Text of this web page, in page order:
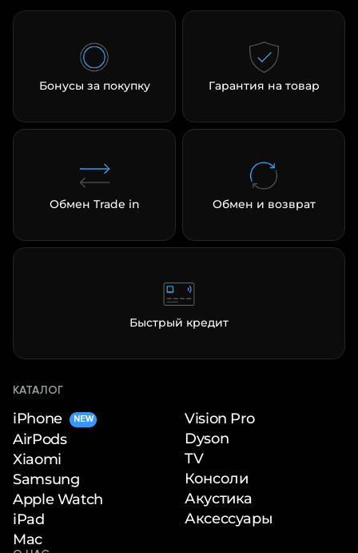
Бонусы за покупку Гарантия на товар
Обмен Trade in Обмен и возврат
Быстрый кредит
КАТАЛОГ
iPhone NEW
AirPods
Xiaomi
Samsung
Apple Watch
iPad
Mac
Vision Pro
Dyson
TV
Консоли
Акустика
Аксессуары